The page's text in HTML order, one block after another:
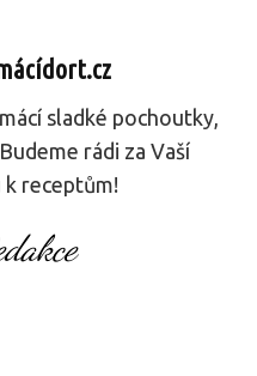
sladké pochoutky,
rádi za Vaší
k receptům!